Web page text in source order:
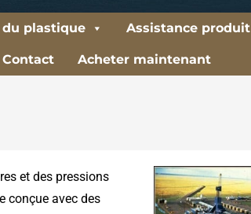
du plastique Assistance produit
Contact Acheter maintenant
et des pressions
conçue avec des